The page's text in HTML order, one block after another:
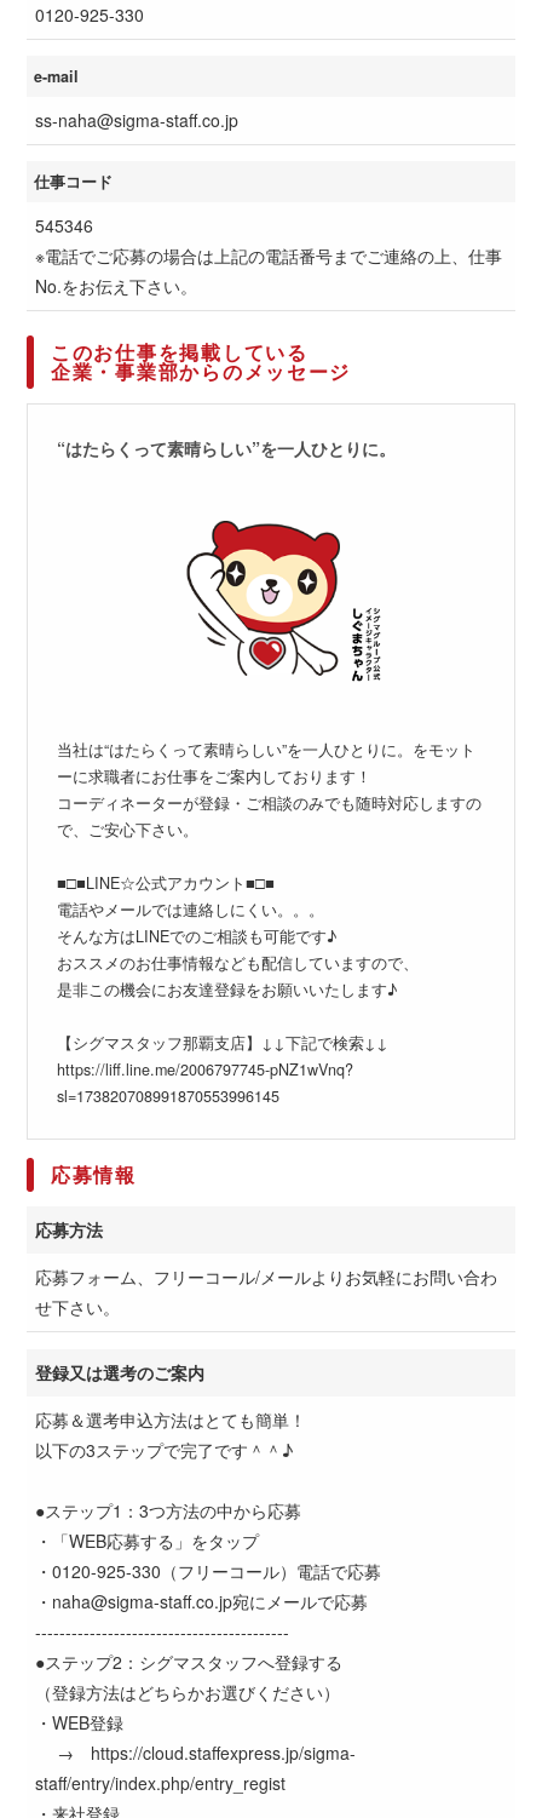
0120-925-330
e-mail
ss-naha@sigma-staff.co.jp
仕事コード
545346
※電話でご応募の場合は上記の電話番号までご連絡の上、仕事
No.をお伝え下さい。
このお仕事を掲載している
企業・事業部からのメッセージ
“はたらくって素晴らしい”を一人ひとりに。
当社は“はたらくって素晴らしい”を一人ひとりに。をモット
ーに求職者にお仕事をご案内しております！
コーディネーターが登録・ご相談のみでも随時対応しますの
で、ご安心下さい。
■□■LINE☆公式アカウント■□■
電話やメールでは連絡しにくい。。。
そんな方はLINEでのご相談も可能です♪
おススメのお仕事情報なども配信していますので、
是非この機会にお友達登録をお願いいたします♪
【シグマスタッフ那覇支店】↓↓下記で検索↓↓
https://liff.line.me/2006797745-pNZ1wVnq?
sl=173820708991870553996145
応募情報
応募方法
応募フォーム、フリーコール/メールよりお気軽にお問い合わ
せ下さい。
登録又は選考のご案内
応募＆選考申込方法はとても簡単！
以下の3ステップで完了です＾＾♪
●ステップ1：3つ方法の中から応募
・「WEB応募する」をタップ
・0120-925-330（フリーコール）電話で応募
・naha@sigma-staff.co.jp宛にメールで応募
------------------------------------------
●ステップ2：シグマスタッフへ登録する
（登録方法はどちらかお選びください）
・WEB登録
→ https://cloud.staffexpress.jp/sigma-
staff/entry/index.php/entry_regist